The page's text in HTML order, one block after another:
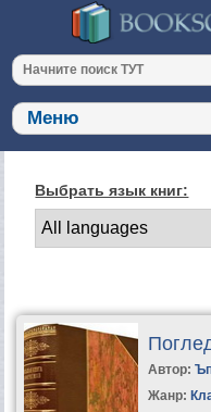
Выбрать язык книг:
Автор:
Жанр: